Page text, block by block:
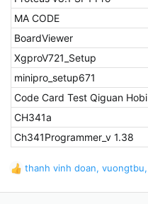
MA CODE
BoardViewer
XgproV721_Setup
minipro_setup671
Code Card Test Qiguan Hobi
CH341a
Ch341Programmer_v 1.38
R
thanh vinh doan, vuongtbu,